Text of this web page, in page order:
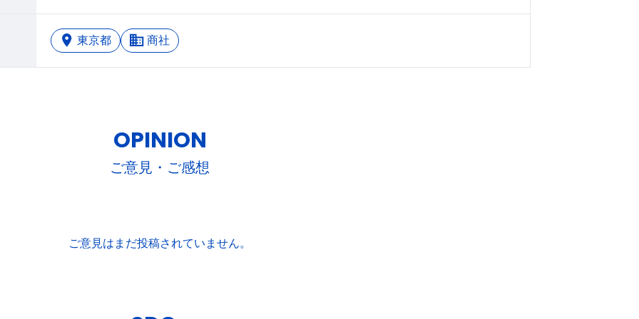
東京都 商社
OPINION
ご意見・ご感想
ご意見はまだ投稿されていません。